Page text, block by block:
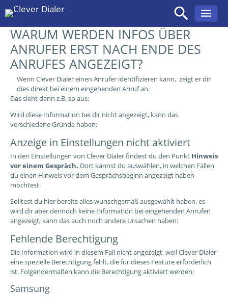
Zum
Inhalt
springen
WARUM WERDEN INFOS ÜBER
ANRUFER ERST NACH ENDE DES
ANRUFES ANGEZEIGT?
Wenn Clever Dialer einen Anrufer identifizieren kann, zeigt er dir
dies direkt bei einem eingehenden Anruf an.
Das sieht dann z.B. so aus:
Wird diese Information bei dir nicht angezeigt, kann das
verschiedene Gründe haben:
Anzeige in Einstellungen nicht aktiviert
In den Einstellungen von Clever Dialer findest du den Punkt Hinweis
vor einem Gespräch. Dort kannst du auswählen, in welchen Fällen
du einen Hinweis vor dem Gesprächsbeginn angezeigt haben
möchtest.
Solltest du hier bereits alles wunschgemäß ausgewählt haben, es
wird dir aber dennoch keine Information bei eingehenden Anrufen
angezeigt, kann das auch noch andere Ursachen haben:
Fehlende Berechtigung
Die Information wird in diesem Fall nicht angezeigt, weil Clever Dialer
eine spezielle Berechtigung fehlt, die für dieses Feature erforderlich
ist. Folgendermaßen kann die Berechtigung aktiviert werden:
Samsung